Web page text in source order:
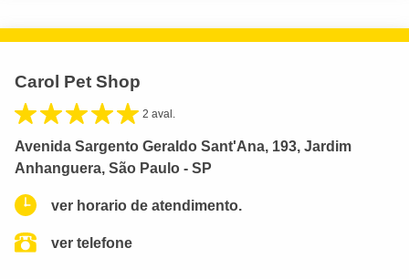
Carol Pet Shop
2 aval.
Avenida Sargento Geraldo Sant'Ana, 193, Jardim
Anhanguera, São Paulo - SP
ver horario de atendimento.
ver telefone